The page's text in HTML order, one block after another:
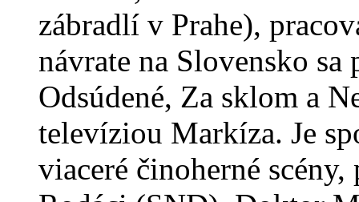
zábradlí v Prahe),
návrate na Slovensko
Odsúdené, Za sklom a
televíziou Markíza. Je
viaceré činoherné